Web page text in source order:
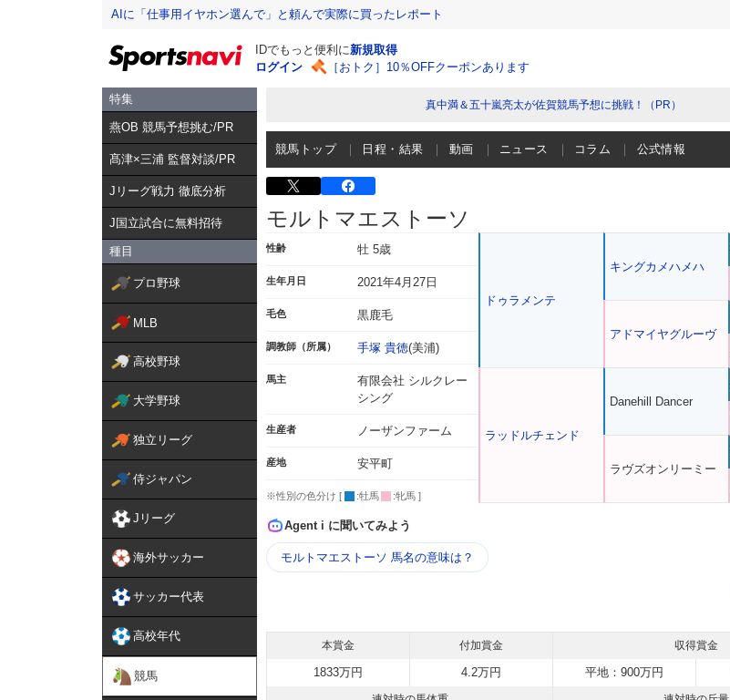
AIに「仕事用イヤホン選んで」と頼んで実際に買ったレポート
IDでもっと便利に新規取得
ログイン
［おトク］10％OFFクーポンあります
特集
燕OB 競馬予想挑む/PR
髙津×三浦 監督対談/PR
Jリーグ戦力 徹底分析
J国立試合に無料招待
種目
プロ野球
MLB
高校野球
大学野球
独立リーグ
侍ジャパン
Jリーグ
海外サッカー
サッカー代表
高校年代
競馬
真中満＆五十嵐亮太が佐賀競馬予想に挑戦！（PR）
競馬トップ 日程・結果 動画 ニュース コラム 公式情報
モルトマエストーソ
性齢 牡 5歳
生年月日 2021年4月27日
毛色 黒鹿毛
調教師（所属） 手塚 貴徳(美浦)
馬主
有限会社 シルクレー
シング
生産者 ノーザンファーム
産地 安平町
※性別の色分け [ :牡馬 :牝馬 ]
ドゥラメンテ
ラッドルチェンド
キングカメハメハ
アドマイヤグルーヴ
Danehill Dancer
ラヴズオンリーミー
Agent i に聞いてみよう
モルトマエストーソ 馬名の意味は？
本賞金 付加賞金 収得賞金
1833万円 4.2万円 平地：900万円